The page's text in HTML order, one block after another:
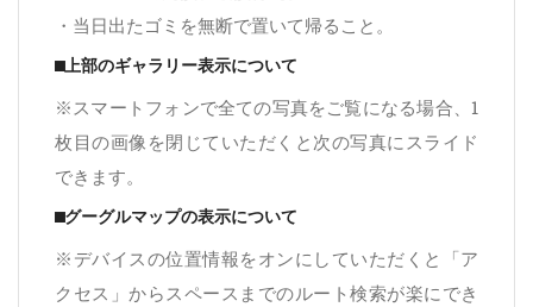
・当日出たゴミを無断で置いて帰ること。
⬛︎上部のギャラリー表示について
※スマートフォンで全ての写真をご覧になる場合、1
枚目の画像を閉じていただくと次の写真にスライド
できます。
⬛︎グーグルマップの表示について
※デバイスの位置情報をオンにしていただくと「ア
クセス」からスペースまでのルート検索が楽にでき